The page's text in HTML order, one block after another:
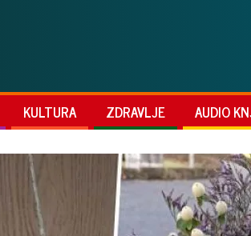
KULTURA ZDRAVLJE AUDIO